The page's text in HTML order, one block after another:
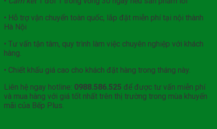
• Hỗ trợ vận chuyển toàn quốc, lắp đặt miễn phí tại nội thành
Hà Nội
• Tư vấn tận tâm, quy trình làm việc chuyên nghiệp với khách
hàng.
• Chiết khấu giá cao cho khách đặt hàng trong tháng này.
Liên hệ ngay hotline: 0988.586.525 để được tư vấn miễn phí
và mua hàng với giá tốt nhất trên thị trường trong mùa khuyến
mãi của Bếp Plus.